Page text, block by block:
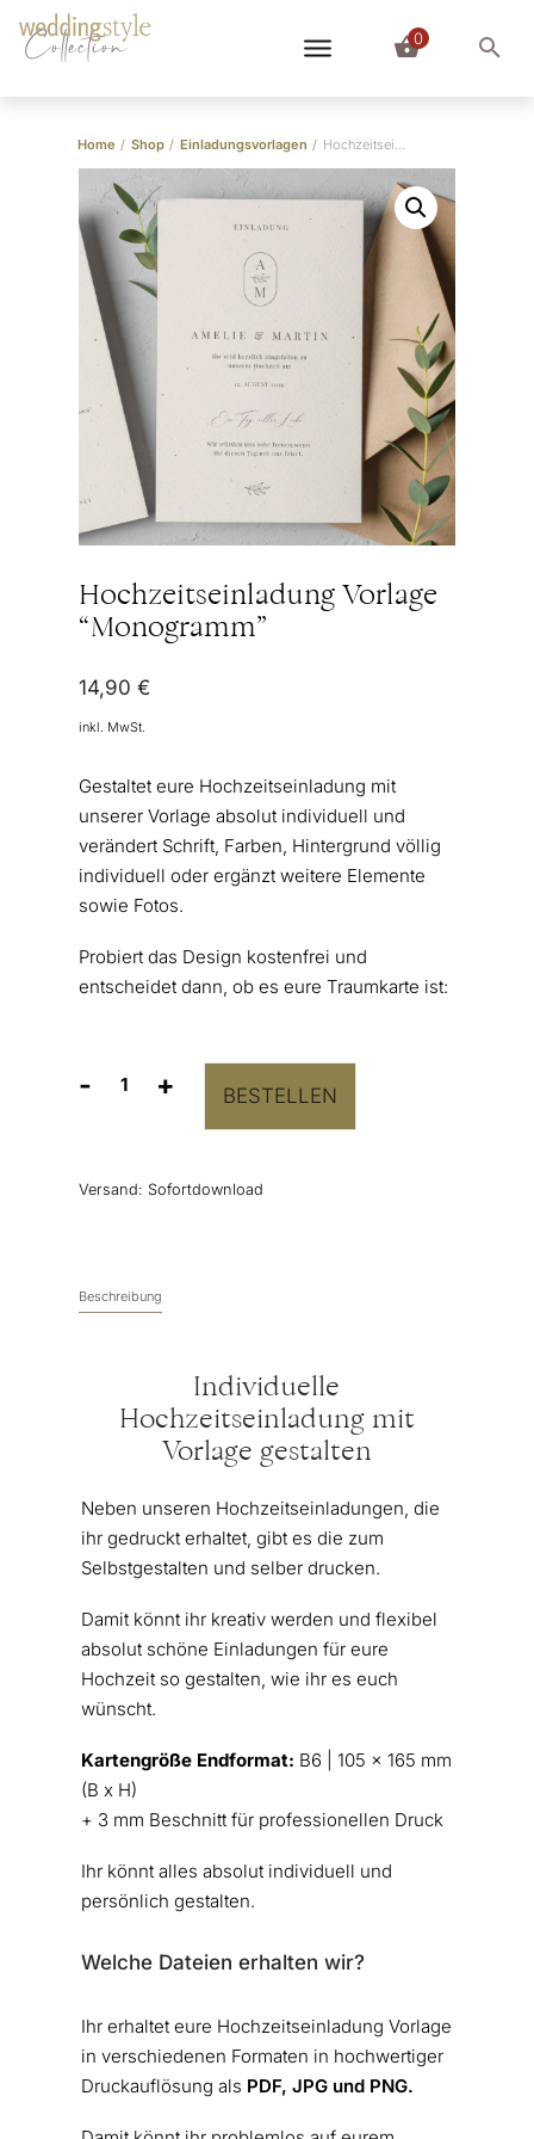
Collection 0
Home / Shop / Einladungsvorlagen / Hochzeitseinladung Vorlage “Monogramm”
Hochzeitseinladung Vorlage
“Monogramm”
14,90 €
inkl. MwSt.
Gestaltet eure Hochzeitseinladung mit
unserer Vorlage absolut individuell und
verändert Schrift, Farben, Hintergrund völlig
individuell oder ergänzt weitere Elemente
sowie Fotos.
Probiert das Design kostenfrei und
entscheidet dann, ob es eure Traumkarte ist:
-
Hochzeitseinladung
+ BESTELLEN
Versand: Sofortdownload
Beschreibung
Individuelle
Hochzeitseinladung mit
Vorlage gestalten
Neben unseren Hochzeitseinladungen, die
ihr gedruckt erhaltet, gibt es die zum
Selbstgestalten und selber drucken.
Damit könnt ihr kreativ werden und flexibel
absolut schöne Einladungen für eure
Hochzeit so gestalten, wie ihr es euch
wünscht.
Kartengröße Endformat: B6 | 105 x 165 mm
(B x H)
+ 3 mm Beschnitt für professionellen Druck
Ihr könnt alles absolut individuell und
persönlich gestalten.
Welche Dateien erhalten wir?
Ihr erhaltet eure Hochzeitseinladung Vorlage
in verschiedenen Formaten in hochwertiger
Druckauflösung als PDF, JPG und PNG.